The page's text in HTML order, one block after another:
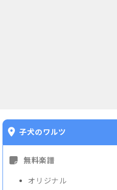
子犬のワルツ
無料楽譜
オリジナル